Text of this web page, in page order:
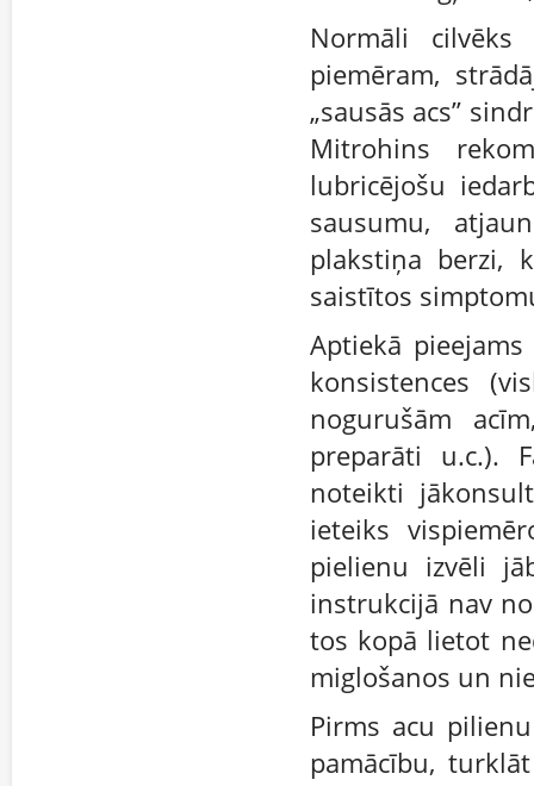
Normāli
piemēram,
„sausās acs”
Mitrohins
lubricējošu
sausumu,
plakstiņa berzi,
saistītos
Aptiekā
konsistences
nogurušām
preparāti u.c.).
noteikti
ieteiks
pielienu izvēli
instrukcijā nav
tos kopā lietot
miglošanos un
Pirms acu
pamācību,